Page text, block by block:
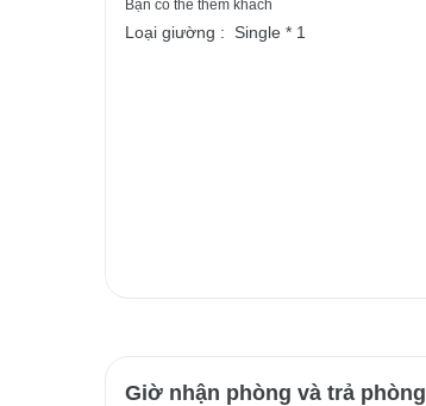
Bạn có thể thêm khách
Loại giường : Single * 1
Giờ nhận phòng và trả phòng